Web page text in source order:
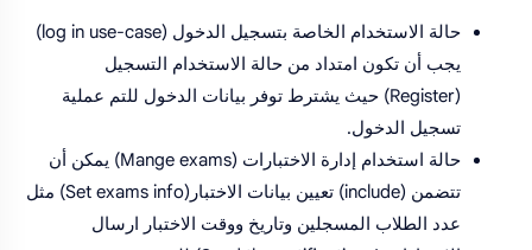
حالة الاستخدام الخاصة بتسجيل الدخول (log in use-case)
يجب أن تكون امتداد من حالة الاستخدام التسجيل
(Register) حيث يشترط توفر بيانات الدخول للتم عملية
تسجيل الدخول.
حالة استخدام إدارة الاختبارات (Mange exams) يمكن أن
تتضمن (include) تعيين بيانات الاختبار(Set exams info) مثل
عدد الطلاب المسجلين وتاريخ ووقت الاختبار ارسال